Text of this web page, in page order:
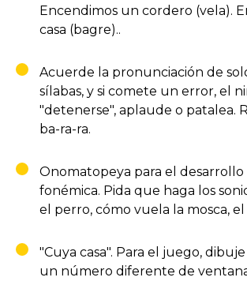
Encendimos un cordero (vela).
casa (bagre)..
Acuerde la pronunciación de
sílabas, y si comete un error, el
"detenerse", aplaude o patalea.
ba-ra-ra.
Onomatopeya para el desarrollo
fonémica. Pida que haga los
el perro, cómo vuela la mosca, el
"Cuya casa". Para el juego,
un número diferente de